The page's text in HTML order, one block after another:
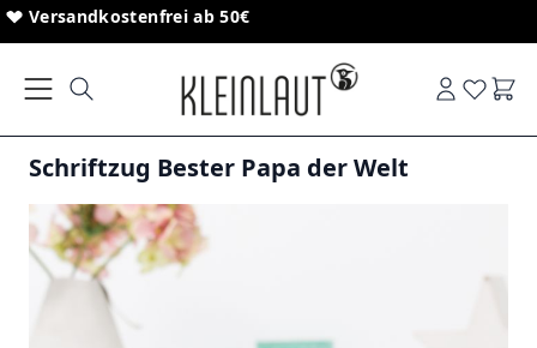
Direkt zum Inhalt
Versandkostenfrei ab 50€
Sonderanfertigungen von Schriftzügen
Schriftzug Bester Papa der Welt